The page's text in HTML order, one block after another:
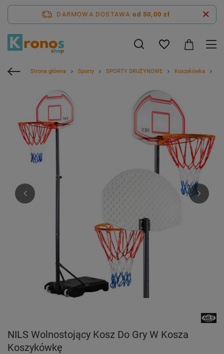
DARMOWA DOSTAWA od 50,00 zł
Strona główna Sporty SPORTY DRUŻYNOWE Koszykówka
NILS Wolnostojący Kosz Do Gry W Kosza
Koszykówkę